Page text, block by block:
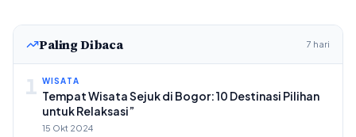
Paling Dibaca 7 hari
1 WISATA
Tempat Wisata Sejuk di Bogor: 10 Destinasi Pilihan
untuk Relaksasi”
15 Okt 2024